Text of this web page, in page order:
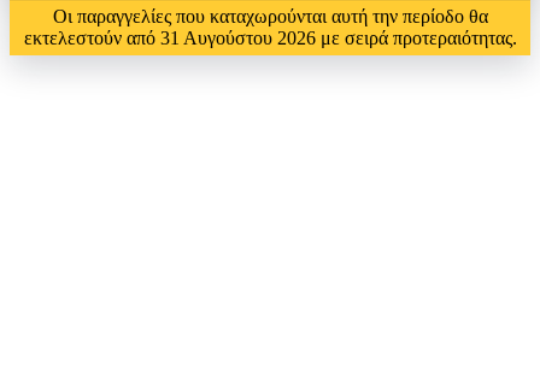
Οι παραγγελίες που καταχωρούνται αυτή την περίοδο θα
εκτελεστούν από 31 Αυγούστου 2026 με σειρά προτεραιότητας.